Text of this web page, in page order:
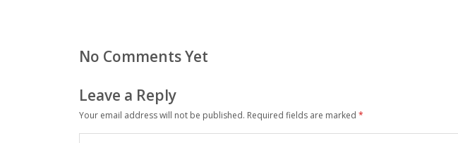
No Comments Yet
Leave a Reply
Your email address will not be published. Required fields are marked *